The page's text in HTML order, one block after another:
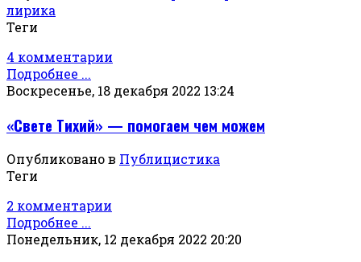
лирика
Теги
4 комментарии
Подробнее ...
Воскресенье, 18 декабря 2022 13:24
«Свете Тихий» — помогаем чем можем
Опубликовано в Публицистика
Теги
2 комментарии
Подробнее ...
Понедельник, 12 декабря 2022 20:20